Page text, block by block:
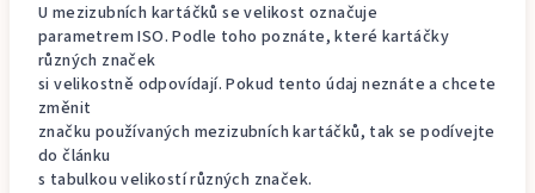
U mezizubních kartáčků se velikost označuje
parametrem ISO. Podle toho poznáte, které kartáčky
různých značek
si velikostně odpovídají. Pokud tento údaj neznáte a chcete
změnit
značku používaných mezizubních kartáčků, tak se podívejte
do článku
s tabulkou velikostí různých značek.